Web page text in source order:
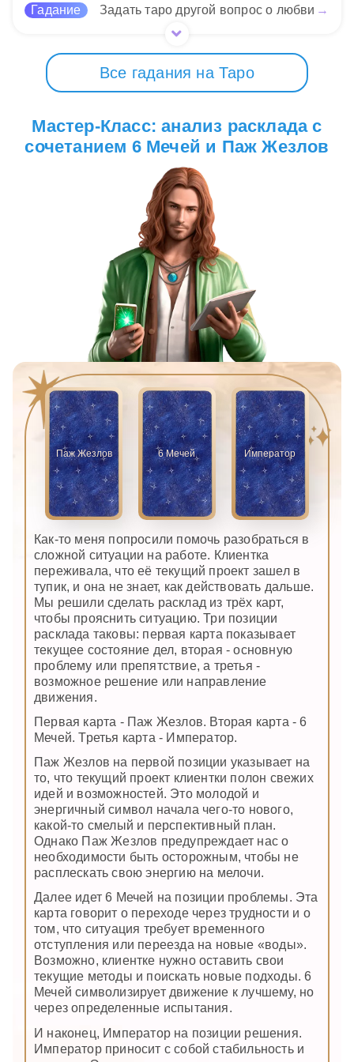
Гадание
Задать таро другой вопрос о любви →
Все гадания на Таро
Мастер-Класс: анализ расклада с
сочетанием 6 Мечей и Паж Жезлов
Паж Жезлов 6 Мечей Император
Как-то меня попросили помочь разобраться в
сложной ситуации на работе. Клиентка
переживала, что её текущий проект зашел в
тупик, и она не знает, как действовать дальше.
Мы решили сделать расклад из трёх карт,
чтобы прояснить ситуацию. Три позиции
расклада таковы: первая карта показывает
текущее состояние дел, вторая - основную
проблему или препятствие, а третья -
возможное решение или направление
движения.
Первая карта - Паж Жезлов. Вторая карта - 6
Мечей. Третья карта - Император.
Паж Жезлов на первой позиции указывает на
то, что текущий проект клиентки полон свежих
идей и возможностей. Это молодой и
энергичный символ начала чего-то нового,
какой-то смелый и перспективный план.
Однако Паж Жезлов предупреждает нас о
необходимости быть осторожным, чтобы не
расплескать свою энергию на мелочи.
Далее идет 6 Мечей на позиции проблемы. Эта
карта говорит о переходе через трудности и о
том, что ситуация требует временного
отступления или переезда на новые «воды».
Возможно, клиентке нужно оставить свои
текущие методы и поискать новые подходы. 6
Мечей символизирует движение к лучшему, но
через определенные испытания.
И наконец, Император на позиции решения.
Император приносит с собой стабильность и